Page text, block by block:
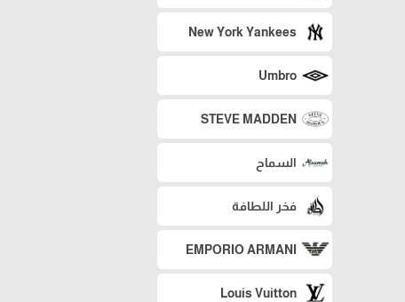
New York Yankees
Umbro
STEVE MADDEN
السماح
فخر اللطافة
EMPORIO ARMANI
Louis Vuitton